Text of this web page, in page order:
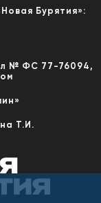
Бурятия»:
№ ФС 77-76094,
Т.И.